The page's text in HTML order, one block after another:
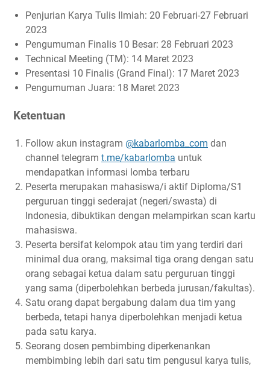
Penjurian Karya Tulis Ilmiah: 20 Februari-27 Februari
2023
Pengumuman Finalis 10 Besar: 28 Februari 2023
Technical Meeting (TM): 14 Maret 2023
Presentasi 10 Finalis (Grand Final): 17 Maret 2023
Pengumuman Juara: 18 Maret 2023
Ketentuan
Follow akun instagram @kabarlomba_com dan
channel telegram t.me/kabarlomba untuk
mendapatkan informasi lomba terbaru
Peserta merupakan mahasiswa/i aktif Diploma/S1
perguruan tinggi sederajat (negeri/swasta) di
Indonesia, dibuktikan dengan melampirkan scan kartu
mahasiswa.
Peserta bersifat kelompok atau tim yang terdiri dari
minimal dua orang, maksimal tiga orang dengan satu
orang sebagai ketua dalam satu perguruan tinggi
yang sama (diperbolehkan berbeda jurusan/fakultas).
Satu orang dapat bergabung dalam dua tim yang
berbeda, tetapi hanya diperbolehkan menjadi ketua
pada satu karya.
Seorang dosen pembimbing diperkenankan
membimbing lebih dari satu tim pengusul karya tulis,